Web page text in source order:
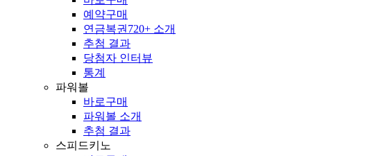
예약구매
연금복권720+ 소개
추첨 결과
당첨자 인터뷰
통계
파워볼
바로구매
파워볼 소개
추첨 결과
스피드키노